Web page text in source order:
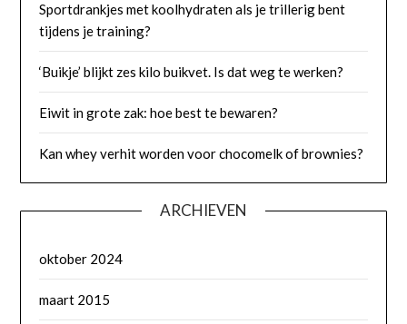
Sportdrankjes met koolhydraten als je trillerig bent
tijdens je training?
‘Buikje’ blijkt zes kilo buikvet. Is dat weg te werken?
Eiwit in grote zak: hoe best te bewaren?
Kan whey verhit worden voor chocomelk of brownies?
ARCHIEVEN
oktober 2024
maart 2015